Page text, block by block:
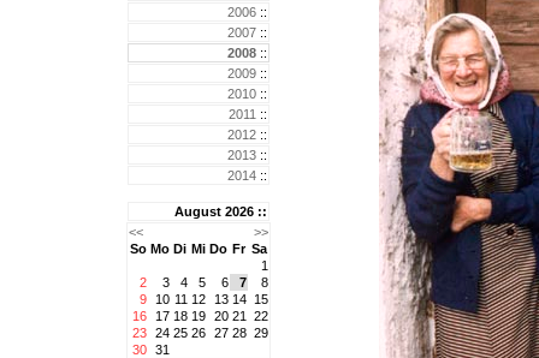
2006 ::
2007 ::
2008 ::
2009 ::
2010 ::
2011 ::
2012 ::
2013 ::
2014 ::
August 2026 ::
<<
>>
So Mo Di Mi Do Fr Sa
1
2
3 4 5 6 7
8
9
10 11 12 13 14 15
16
17 18 19 20 21
22
23 24 25 26 27 28 29
30 31